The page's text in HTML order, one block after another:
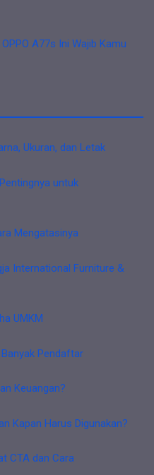
A77s Ini Wajib Kamu
Ukuran, dan Letak
untuk
Mengatasinya
International Furniture &
UMKM
Pendaftar
Keuangan?
Kapan Harus Digunakan?
CTA dan Cara